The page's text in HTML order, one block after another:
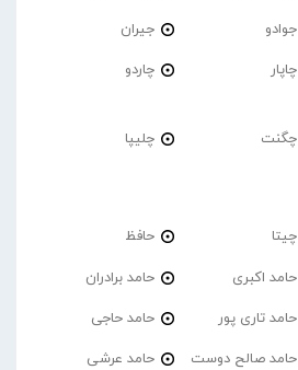
جوادو جیران
چاپار چاردو
چگنت چلیپا
چیتا حافظ
حامد اکبری حامد برادران
حامد تاری پور حامد حاجی
حامد صالح دوست حامد عرشی